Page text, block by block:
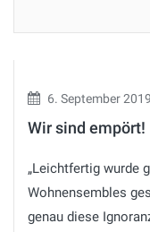
6. September 2019
Wir sind empört!
„Leichtfertig wurde
Wohnensembles
genau diese